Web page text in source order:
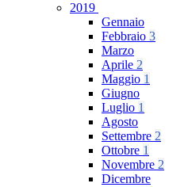
2019
Gennaio
Febbraio 3
Marzo
Aprile 2
Maggio 1
Giugno
Luglio 1
Agosto
Settembre 2
Ottobre 1
Novembre 2
Dicembre